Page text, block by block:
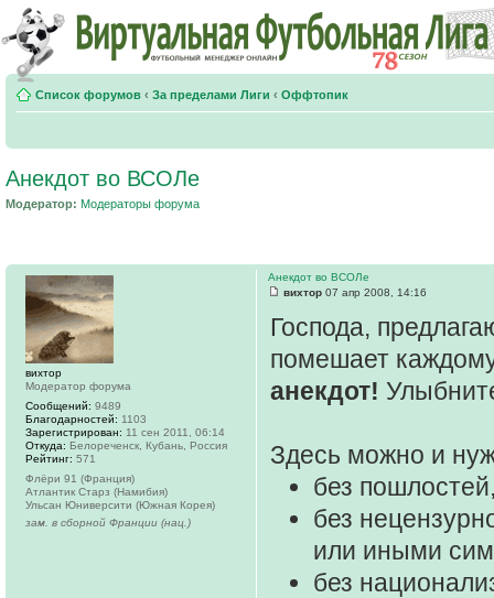
Список форумов ‹ За пределами Лиги ‹ Оффтопик
Анекдот во ВСОЛе
Модератор: Модераторы форума
Анекдот во ВСОЛе
вихтор 07 апр 2008, 14:16
Господа,
помешает
анекдот!
Здесь можно и
без
без
или иными
без
вихтор
Модератор форума
Сообщений: 9489
Благодарностей: 1103
Зарегистрирован: 11 сен 2011, 06:14
Откуда: Белореченск, Кубань, Россия
Рейтинг: 571
Флёри 91 (Франция)
Атлантик Старз (Намибия)
Ульсан Юниверсити (Южная Корея)
зам. в сборной Франции (нац.)